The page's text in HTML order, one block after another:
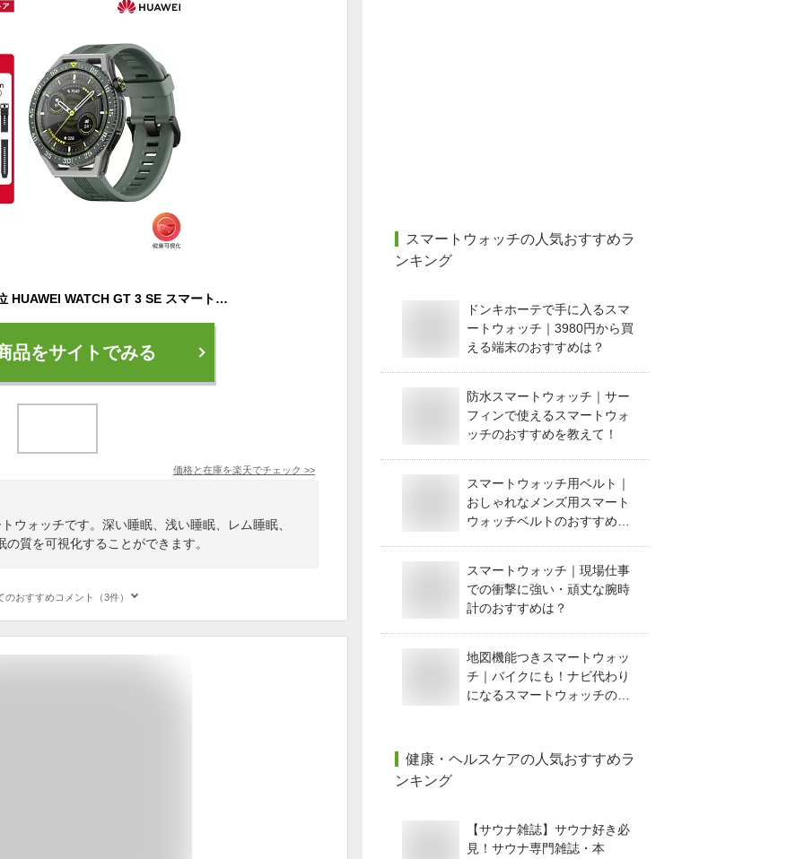
【10倍P還元】楽天1位 HUAWEI WATCH GT 3 SE スマートウォッチ 軽量 科学的なワークアウトプログラム 睡眠の質を可視化 14日間のロングバッテリー 多彩なウォッチフェイス Android&iOS対応 ＼折りたたみ傘or交換バンド レビュープレゼント／
品をサイトでみる
価格と在庫を楽天でチェック >>
ウォッチです。深い睡眠、浅い睡眠、レム睡眠、
質を可視化することができます。
のおすすめコメント（3件）
スマートウォッチの人気おすすめラ
ンキング
ドンキホーテで手に入るスマ
ートウォッチ｜3980円から買
える端末のおすすめは？
防水スマートウォッチ｜サー
フィンで使えるスマートウォ
ッチのおすすめを教えて！
スマートウォッチ用ベルト｜
おしゃれなメンズ用スマート
ウォッチベルトのおすすめを
スマートウォッチ｜現場仕事
での衝撃に強い・頑丈な腕時
計のおすすめは？
地図機能つきスマートウォッ
チ｜バイクにも！ナビ代わり
になるスマートウォッチのお
健康・ヘルスケアの人気おすすめラ
ンキング
【サウナ雑誌】サウナ好き必
見！サウナ専門雑誌・本